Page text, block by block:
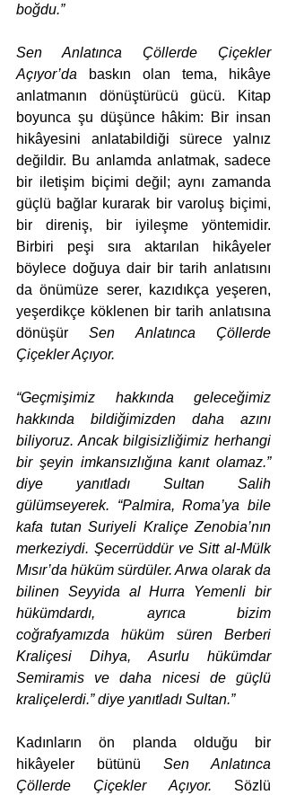
boğdu.”
Sen Anlatınca Çöllerde Çiçekler
Açıyor’da baskın olan tema, hikâye
anlatmanın dönüştürücü gücü. Kitap
boyunca şu düşünce hâkim: Bir insan
hikâyesini anlatabildiği sürece yalnız
değildir. Bu anlamda anlatmak, sadece
bir iletişim biçimi değil; aynı zamanda
güçlü bağlar kurarak bir varoluş biçimi,
bir direniş, bir iyileşme yöntemidir.
Birbiri peşi sıra aktarılan hikâyeler
böylece doğuya dair bir tarih anlatısını
da önümüze serer, kazıdıkça yeşeren,
yeşerdikçe köklenen bir tarih anlatısına
dönüşür Sen Anlatınca Çöllerde
Çiçekler Açıyor.
“Geçmişimiz hakkında geleceğimiz
hakkında bildiğimizden daha azını
biliyoruz. Ancak bilgisizliğimiz herhangi
bir şeyin imkansızlığına kanıt olamaz.”
diye yanıtladı Sultan Salih
gülümseyerek. “Palmira, Roma’ya bile
kafa tutan Suriyeli Kraliçe Zenobia’nın
merkeziydi. Şecerrüddür ve Sitt al-Mülk
Mısır’da hüküm sürdüler. Arwa olarak da
bilinen Seyyida al Hurra Yemenli bir
hükümdardı, ayrıca bizim
coğrafyamızda hüküm süren Berberi
Kraliçesi Dihya, Asurlu hükümdar
Semiramis ve daha nicesi de güçlü
kraliçelerdi.” diye yanıtladı Sultan.”
Kadınların ön planda olduğu bir
hikâyeler bütünü Sen Anlatınca
Çöllerde Çiçekler Açıyor. Sözlü